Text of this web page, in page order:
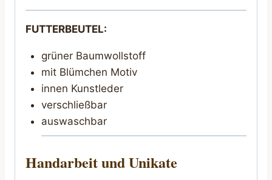
FUTTERBEUTEL:
grüner Baumwollstoff
mit Blümchen Motiv
innen Kunstleder
verschließbar
auswaschbar
Handarbeit und Unikate